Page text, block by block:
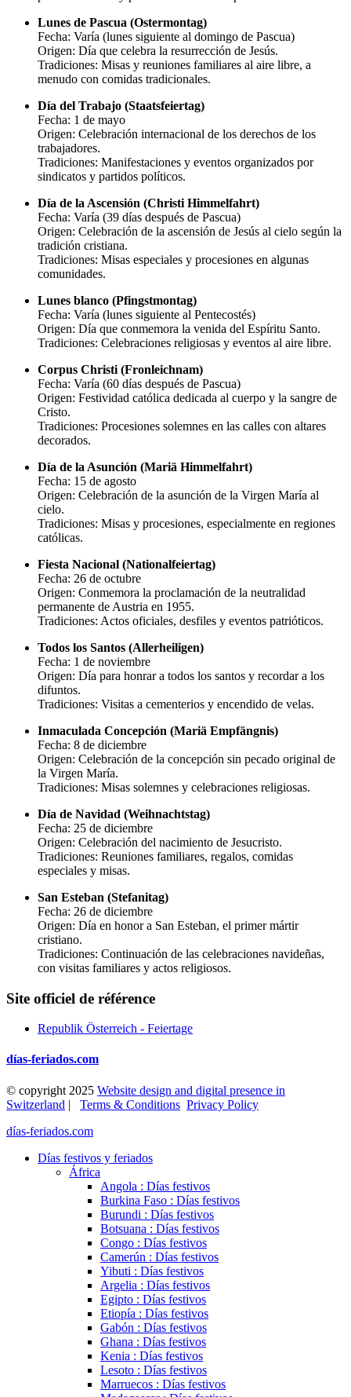
Lunes de Pascua (Ostermontag)
Fecha: Varía (lunes siguiente al domingo de Pascua)
Origen: Día que celebra la resurrección de Jesús.
Tradiciones: Misas y reuniones familiares al aire libre, a
menudo con comidas tradicionales.
Día del Trabajo (Staatsfeiertag)
Fecha: 1 de mayo
Origen: Celebración internacional de los derechos de los
trabajadores.
Tradiciones: Manifestaciones y eventos organizados por
sindicatos y partidos políticos.
Día de la Ascensión (Christi Himmelfahrt)
Fecha: Varía (39 días después de Pascua)
Origen: Celebración de la ascensión de Jesús al cielo según la
tradición cristiana.
Tradiciones: Misas especiales y procesiones en algunas
comunidades.
Lunes blanco (Pfingstmontag)
Fecha: Varía (lunes siguiente al Pentecostés)
Origen: Día que conmemora la venida del Espíritu Santo.
Tradiciones: Celebraciones religiosas y eventos al aire libre.
Corpus Christi (Fronleichnam)
Fecha: Varía (60 días después de Pascua)
Origen: Festividad católica dedicada al cuerpo y la sangre de
Cristo.
Tradiciones: Procesiones solemnes en las calles con altares
decorados.
Día de la Asunción (Mariä Himmelfahrt)
Fecha: 15 de agosto
Origen: Celebración de la asunción de la Virgen María al
cielo.
Tradiciones: Misas y procesiones, especialmente en regiones
católicas.
Fiesta Nacional (Nationalfeiertag)
Fecha: 26 de octubre
Origen: Conmemora la proclamación de la neutralidad
permanente de Austria en 1955.
Tradiciones: Actos oficiales, desfiles y eventos patrióticos.
Todos los Santos (Allerheiligen)
Fecha: 1 de noviembre
Origen: Día para honrar a todos los santos y recordar a los
difuntos.
Tradiciones: Visitas a cementerios y encendido de velas.
Inmaculada Concepción (Mariä Empfängnis)
Fecha: 8 de diciembre
Origen: Celebración de la concepción sin pecado original de
la Virgen María.
Tradiciones: Misas solemnes y celebraciones religiosas.
Día de Navidad (Weihnachtstag)
Fecha: 25 de diciembre
Origen: Celebración del nacimiento de Jesucristo.
Tradiciones: Reuniones familiares, regalos, comidas
especiales y misas.
San Esteban (Stefanitag)
Fecha: 26 de diciembre
Origen: Día en honor a San Esteban, el primer mártir
cristiano.
Tradiciones: Continuación de las celebraciones navideñas,
con visitas familiares y actos religiosos.
Site officiel de référence
Republik Österreich - Feiertage
días-feriados.com
© copyright 2025 Website design and digital presence in
Switzerland | Terms & Conditions Privacy Policy
días-feriados.com
Días festivos y feriados
África
Angola : Días festivos
Burkina Faso : Días festivos
Burundi : Días festivos
Botsuana : Días festivos
Congo : Días festivos
Camerún : Días festivos
Yibuti : Días festivos
Argelia : Días festivos
Egipto : Días festivos
Etiopía : Días festivos
Gabón : Días festivos
Ghana : Días festivos
Kenia : Días festivos
Lesoto : Días festivos
Marruecos : Días festivos